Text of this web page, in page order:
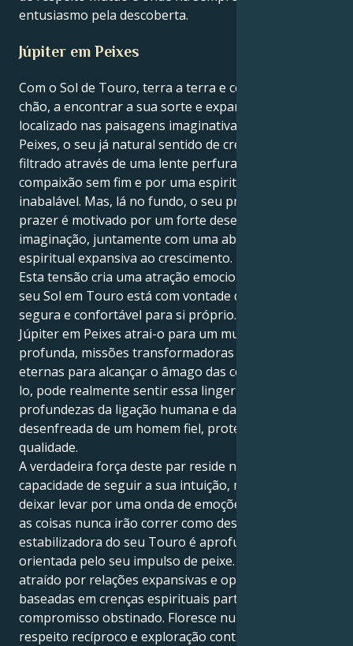
entusiasmo pela descoberta.
Júpiter em Peixes
Com o Sol de Touro, terra a terra e com os pés no
chão, a encontrar a sua sorte e expansão em Júpiter,
localizado nas paisagens imaginativas e empáticas de
Peixes, o seu já natural sentido de crescimento será
filtrado através de uma lente perfurada por uma
compaixão sem fim e por uma espiritualidade
inabalável. Mas, lá no fundo, o seu princípio de
prazer é motivado por um forte desejo de empatia e
imaginação, juntamente com uma abordagem
espiritual expansiva ao crescimento.
Esta tensão cria uma atração emocionante e bela. O
seu Sol em Touro está com vontade de criar uma vida
segura e confortável para si próprio. Mas o seu
Júpiter em Peixes atrai-o para um mundo de paixão
profunda, missões transformadoras e buscas
eternas para alcançar o âmago das coisas. E ao fazê-
lo, pode realmente sentir essa lingerie sensual nas
profundezas da ligação humana e da expressão
desenfreada de um homem fiel, protetor e de boa
qualidade.
A verdadeira força deste par reside na sua
capacidade de seguir a sua intuição, mas sem se
deixar levar por uma onda de emoções ou sentir que
as coisas nunca irão correr como deseja. A natureza
estabilizadora do seu Touro é aprofundada e
orientada pelo seu impulso de peixe. Sente-se
atraído por relações expansivas e optimistas,
baseadas em crenças espirituais partilhadas e num
compromisso obstinado. Floresce num ambiente de
respeito recíproco e exploração contínua.